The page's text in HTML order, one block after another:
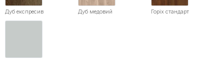
Дуб експресив Дуб медовий Горіх стандарт